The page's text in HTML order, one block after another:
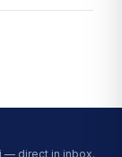
— direct in inbox.